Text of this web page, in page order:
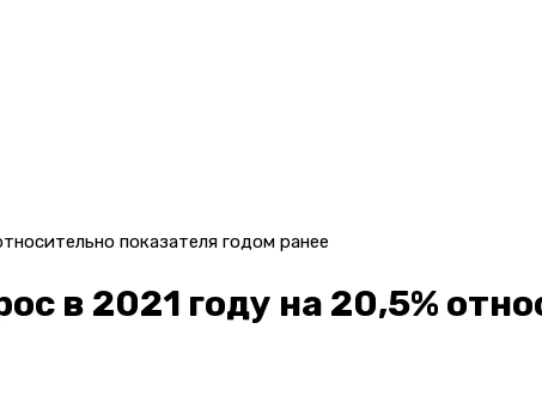
показателя годом ранее
в 2021 году на 20,5%